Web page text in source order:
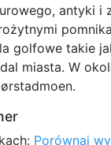
antyki i
golfowe takie
miasta. W
Porównaj